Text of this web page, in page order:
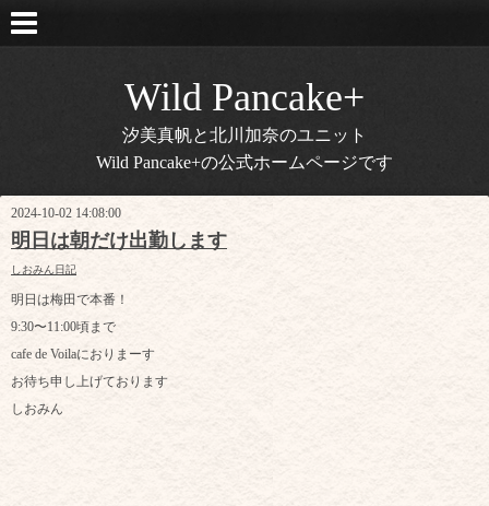
Wild Pancake+
汐美真帆と北川加奈のユニット
Wild Pancake+の公式ホームページです
2024-10-02 14:08:00
明日は朝だけ出勤します
しおみん日記
明日は梅田で本番！
9:30〜11:00頃まで
cafe de Voilaにおりまーす
お待ち申し上げております
しおみん